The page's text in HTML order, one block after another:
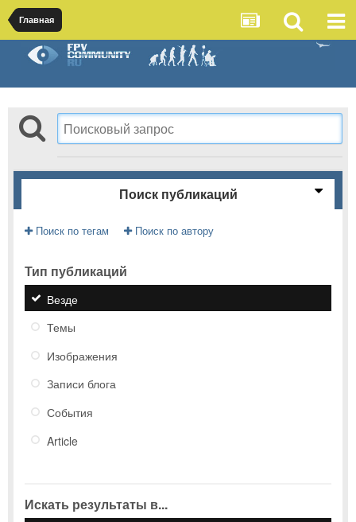
Главная
Поиск публикаций
Поиск по тегам Поиск по автору
Тип публикаций
Везде
Темы
Изображения
Записи блога
События
Article
Искать результаты в...